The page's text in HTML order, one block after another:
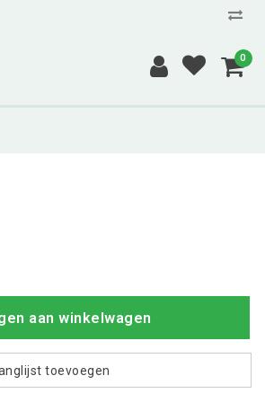
0
aan winkelwagen
toevoegen